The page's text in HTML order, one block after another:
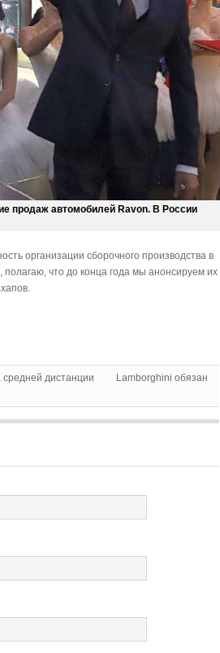
продаж автомобилей Ravon. В России
организации сборочного производства в
полагаю, что до конца года мы анонсируем их
средней дистанции
Lamborghini обязан